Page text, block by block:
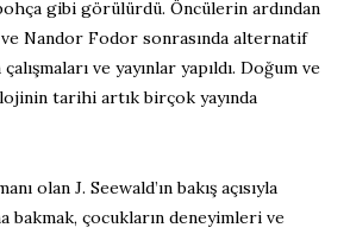
gibi görülürdü. Öncülerin ardından
Nandor Fodor sonrasında alternatif
ve yayınlar yapıldı. Doğum ve
tarihi artık birçok yayında
olan J. Seewald’ın bakış açısıyla
bakmak, çocukların deneyimleri ve